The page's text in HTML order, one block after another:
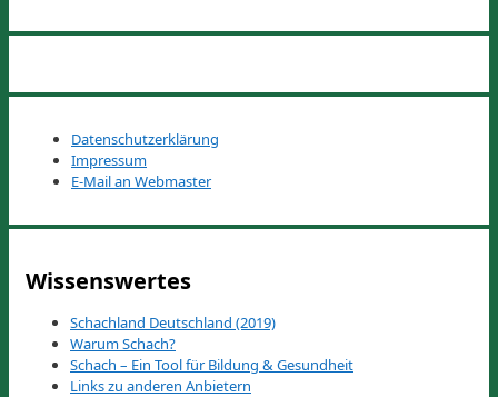
Datenschutzerklärung
Impressum
E-Mail an Webmaster
Wissenswertes
Schachland Deutschland (2019)
Warum Schach?
Schach – Ein Tool für Bildung & Gesundheit
Links zu anderen Anbietern